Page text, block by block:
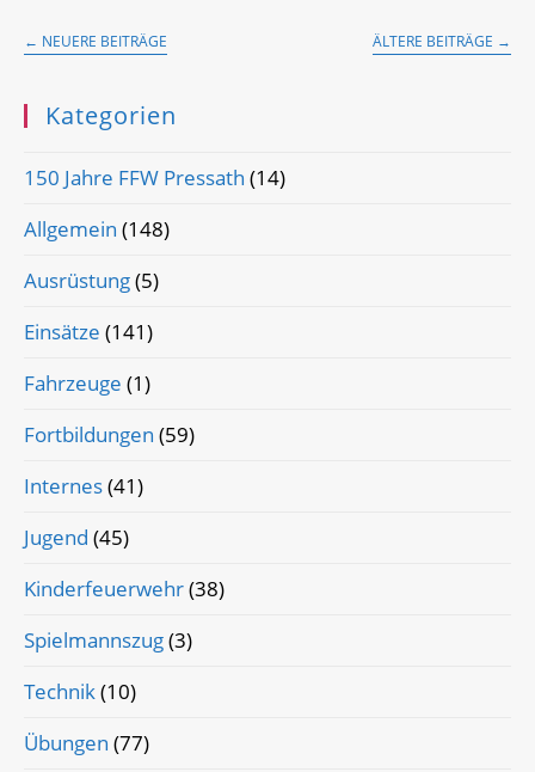
← NEUERE BEITRÄGE ÄLTERE BEITRÄGE →
Kategorien
150 Jahre FFW Pressath (14)
Allgemein (148)
Ausrüstung(5)
Einsätze (141)
Fahrzeuge (1)
Fortbildungen (59)
Internes(41)
Jugend (45)
Kinderfeuerwehr(38)
Spielmannszug(3)
Technik(10)
Übungen (77)